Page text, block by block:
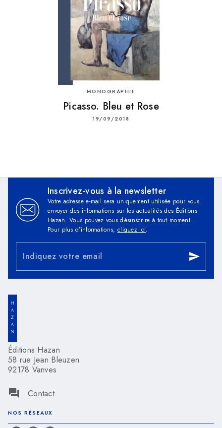
MONOGRAPHIE
Picasso. Bleu et Rose
19/09/2018
Inscrivez-vous à la newsletter
Votre adresse e-mail sera uniquement utilisée pour vous
envoyer des informations sur les actualités des Éditions
Hazan. Vous pouvez vous désinscrire à tout moment.
Pour plus d’informations, cliquez ici.
Indiquez votre email send
Éditions Hazan
58 rue Jean Bleuzen
92178 Vanves
question_answer Contact
NOS RÉSEAUX